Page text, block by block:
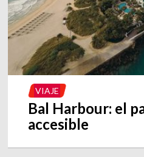
VIAJE
Bal Harbour: el
accesible